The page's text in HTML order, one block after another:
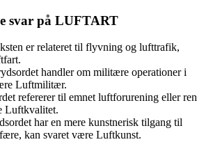
svar på LUFTART
er relateret til flyvning og lufttrafik,
handler om militære operationer i
Luftmilitær.
refererer til emnet luftforurening eller ren
Luftkvalitet.
har en mere kunstnerisk tilgang til
kan svaret være Luftkunst.